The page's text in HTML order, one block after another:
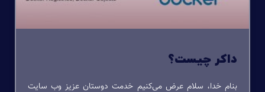
داکر چیست؟
بنام خدا، سلام عرض می‌کنیم خدمت دوستان عزیز وب سایت